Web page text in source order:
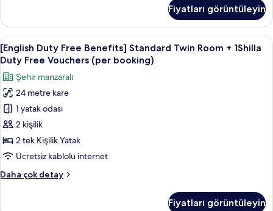
(per
booking)
için
tüm
fotoğrafları
görün
Standard
Double
Room
+
Shilla
Duty
Free
Vouchers
(per
hakkında
daha
detay
Fiyatları görüntüleyin
[English
Duty
Free
Benefits]
Standard
Twin
Room
+
1Shilla
Free
Kaliteli yatak takımı, kuştüyü yorgan,
7
[English Duty Free Benefits] Standard Twin Room + 1Shilla
Duty Free Vouchers (per booking)
Şehir manzaralı
24 metre kare
1 yatak odası
2 kişilik
2 tek Kişilik Yatak
Ücretsiz kablolu internet
Daha çok detay
[English
Fiyatları görüntüleyin